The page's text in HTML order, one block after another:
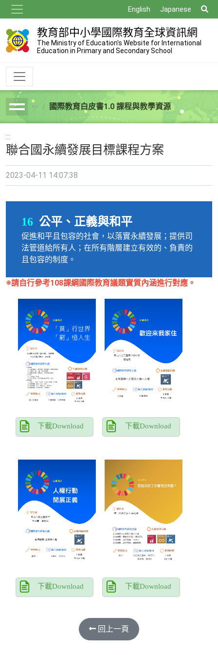
到
主
要
內
English Japanese
尋
教育部中小學國際教育全球資訊網
The Ministry of Education's Website for International
Education in Primary and Secondary School
breadcrumb國際教育白皮書1.0 課程與教學資源
:::
聯合國永續發展目標課程方案
2023-04-11 14:07:38
16 公平、正義與和平
促進和平且包容的社會，以落實永續發展；提供司
法管道給所有人；在所有階層建立有效的、負責的
且包容的制度。
※請自行參考108課綱國際教育議題實質內涵進行對應。
下載Download 下載Download
下載Download 下載Download
回上一頁